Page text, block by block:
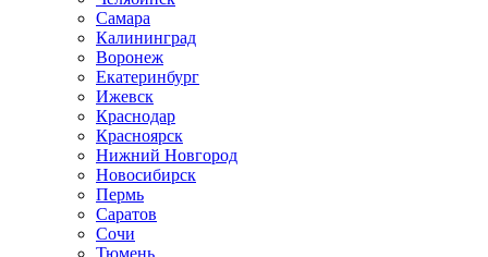
Самара
Калининград
Воронеж
Екатеринбург
Ижевск
Краснодар
Красноярск
Нижний Новгород
Новосибирск
Пермь
Саратов
Сочи
Тюмень